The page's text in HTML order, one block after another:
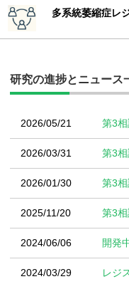
多系統萎縮症レ
研究の進捗とニュース
2026/05/21 第3
2026/03/31 第3
2026/01/30 第3
2025/11/20 第3
2024/06/06 開発
2024/03/29 レジ